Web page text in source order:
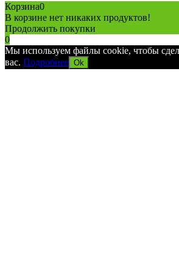
Корзина0
В корзине нет никаких продуктов!
Продолжить покупки
0
Мы используем файлы cookie, чтобы
вас. Подробнее Ok